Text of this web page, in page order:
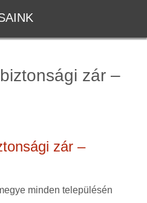
zár –
zár –
minden településén